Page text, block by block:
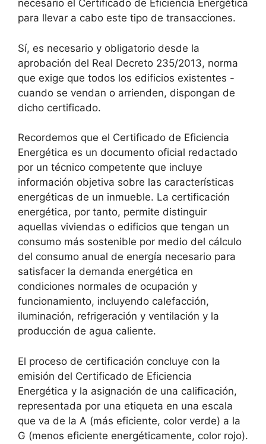
necesario el Certificado de Eficiencia Energética
para llevar a cabo este tipo de transacciones.
Sí, es necesario y obligatorio desde la
aprobación del Real Decreto 235/2013, norma
que exige que todos los edificios existentes -
cuando se vendan o arrienden, dispongan de
dicho certificado.
Recordemos que el Certificado de Eficiencia
Energética es un documento oficial redactado
por un técnico competente que incluye
información objetiva sobre las características
energéticas de un inmueble. La certificación
energética, por tanto, permite distinguir
aquellas viviendas o edificios que tengan un
consumo más sostenible por medio del cálculo
del consumo anual de energía necesario para
satisfacer la demanda energética en
condiciones normales de ocupación y
funcionamiento, incluyendo calefacción,
iluminación, refrigeración y ventilación y la
producción de agua caliente.
El proceso de certificación concluye con la
emisión del Certificado de Eficiencia
Energética y la asignación de una calificación,
representada por una etiqueta en una escala
que va de la A (más eficiente, color verde) a la
G (menos eficiente energéticamente, color rojo).